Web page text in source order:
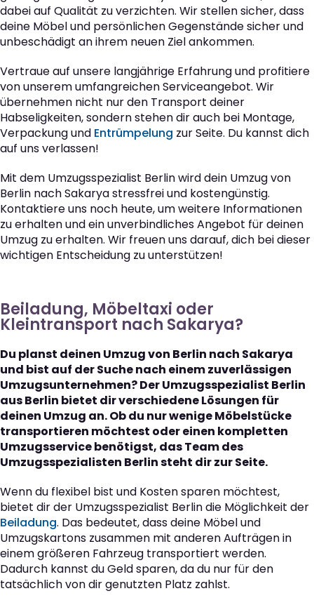
dabei auf Qualität zu verzichten. Wir stellen sicher, dass
deine Möbel und persönlichen Gegenstände sicher und
unbeschädigt an ihrem neuen Ziel ankommen.
Vertraue auf unsere langjährige Erfahrung und profitiere
von unserem umfangreichen Serviceangebot. Wir
übernehmen nicht nur den Transport deiner
Habseligkeiten, sondern stehen dir auch bei Montage,
Verpackung und Entrümpelung zur Seite. Du kannst dich
auf uns verlassen!
Mit dem Umzugsspezialist Berlin wird dein Umzug von
Berlin nach Sakarya stressfrei und kostengünstig.
Kontaktiere uns noch heute, um weitere Informationen
zu erhalten und ein unverbindliches Angebot für deinen
Umzug zu erhalten. Wir freuen uns darauf, dich bei dieser
wichtigen Entscheidung zu unterstützen!
Beiladung, Möbeltaxi oder
Kleintransport nach Sakarya?
Du planst deinen Umzug von Berlin nach Sakarya
und bist auf der Suche nach einem zuverlässigen
Umzugsunternehmen? Der Umzugsspezialist Berlin
aus Berlin bietet dir verschiedene Lösungen für
deinen Umzug an. Ob du nur wenige Möbelstücke
transportieren möchtest oder einen kompletten
Umzugsservice benötigst, das Team des
Umzugsspezialisten Berlin steht dir zur Seite.
Wenn du flexibel bist und Kosten sparen möchtest,
bietet dir der Umzugsspezialist Berlin die Möglichkeit der
Beiladung. Das bedeutet, dass deine Möbel und
Umzugskartons zusammen mit anderen Aufträgen in
einem größeren Fahrzeug transportiert werden.
Dadurch kannst du Geld sparen, da du nur für den
tatsächlich von dir genutzten Platz zahlst.